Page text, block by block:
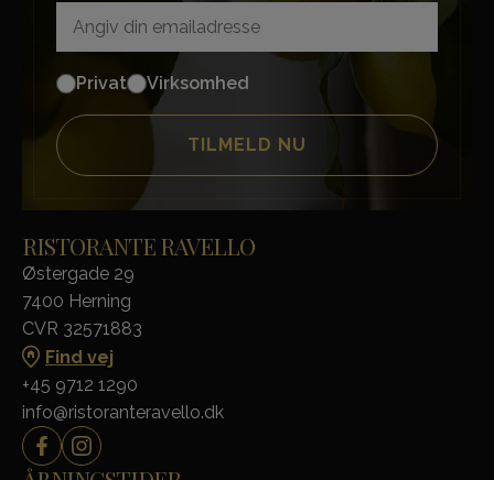
Privat Virksomhed
RISTORANTE RAVELLO
Østergade 29
7400 Herning
CVR 32571883
Find vej
+45 9712 1290
info@ristoranteravello.dk